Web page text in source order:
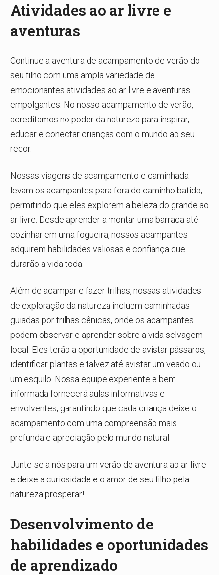
Atividades ao ar livre e
aventuras
Continue a aventura de acampamento de verão do
seu filho com uma ampla variedade de
emocionantes atividades ao ar livre e aventuras
empolgantes. No nosso acampamento de verão,
acreditamos no poder da natureza para inspirar,
educar e conectar crianças com o mundo ao seu
redor.
Nossas viagens de acampamento e caminhada
levam os acampantes para fora do caminho batido,
permitindo que eles explorem a beleza do grande ao
ar livre. Desde aprender a montar uma barraca até
cozinhar em uma fogueira, nossos acampantes
adquirem habilidades valiosas e confiança que
durarão a vida toda.
Além de acampar e fazer trilhas, nossas atividades
de exploração da natureza incluem caminhadas
guiadas por trilhas cênicas, onde os acampantes
podem observar e aprender sobre a vida selvagem
local. Eles terão a oportunidade de avistar pássaros,
identificar plantas e talvez até avistar um veado ou
um esquilo. Nossa equipe experiente e bem
informada fornecerá aulas informativas e
envolventes, garantindo que cada criança deixe o
acampamento com uma compreensão mais
profunda e apreciação pelo mundo natural.
Junte-se a nós para um verão de aventura ao ar livre
e deixe a curiosidade e o amor de seu filho pela
natureza prosperar!
Desenvolvimento de
habilidades e oportunidades
de aprendizado